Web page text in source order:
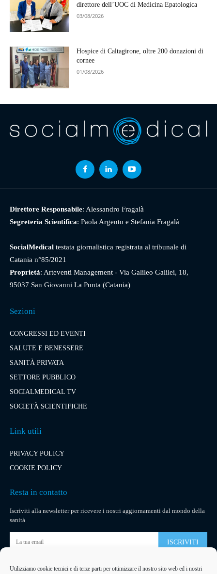
Utilizziamo cookie tecnici e di terze parti per ottimizzare il nostro sito web ed i nostri
direttore dell’UOC di Medicina Epatologica
03/08/2026
Hospice di Caltagirone, oltre 200 donazioni di
cornee
01/08/2026
Direttore Responsabile: Alessandro Fragalà
Segreteria Scientifica: Paola Argento e Stefania Fragalà
SocialMedical testata giornalistica registrata al tribunale di
Catania n°85/2021
Proprietà: Arteventi Management - Via Galileo Galilei, 18,
95037 San Giovanni La Punta (Catania)
Sezioni
CONGRESSI ED EVENTI
SALUTE E BENESSERE
SANITÀ PRIVATA
SETTORE PUBBLICO
SOCIALMEDICAL TV
SOCIETÀ SCIENTIFICHE
Link utili
PRIVACY POLICY
COOKIE POLICY
Resta in contatto
Iscriviti alla newsletter per ricevere i nostri aggiornamenti dal mondo della
sanità
ISCRIVITI